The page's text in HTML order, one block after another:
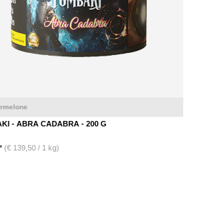
- ABRA CADABRA - 200 G
(€ 139,50 / 1 kg)